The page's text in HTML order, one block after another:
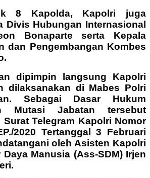
8 Kapolda, Kapolri juga
Divis Hubungan Internasional
Bonaparte serta Kepala
dan Pengembangan Kombes
dipimpin langsung Kapolri
dilaksanakan di Mabes Polri
Sebagai Dasar Hukum
Mutasi Jabatan tersebut
Surat Telegram Kapolri Nomor
2020 Tertanggal 3 Februari
oleh Asisten Kapolri
Manusia (Ass-SDM) Irjen